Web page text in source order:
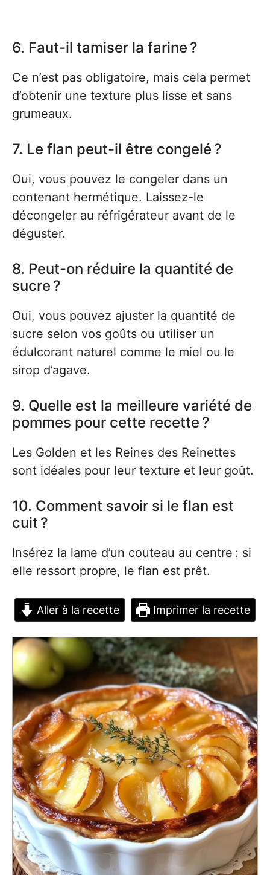
6. Faut-il tamiser la farine ?
Ce n’est pas obligatoire, mais cela permet
d’obtenir une texture plus lisse et sans
grumeaux.
7. Le flan peut-il être congelé ?
Oui, vous pouvez le congeler dans un
contenant hermétique. Laissez-le
décongeler au réfrigérateur avant de le
déguster.
8. Peut-on réduire la quantité de
sucre ?
Oui, vous pouvez ajuster la quantité de
sucre selon vos goûts ou utiliser un
édulcorant naturel comme le miel ou le
sirop d’agave.
9. Quelle est la meilleure variété de
pommes pour cette recette ?
Les Golden et les Reines des Reinettes
sont idéales pour leur texture et leur goût.
10. Comment savoir si le flan est
cuit ?
Insérez la lame d’un couteau au centre : si
elle ressort propre, le flan est prêt.
Aller à la recette Imprimer la recette